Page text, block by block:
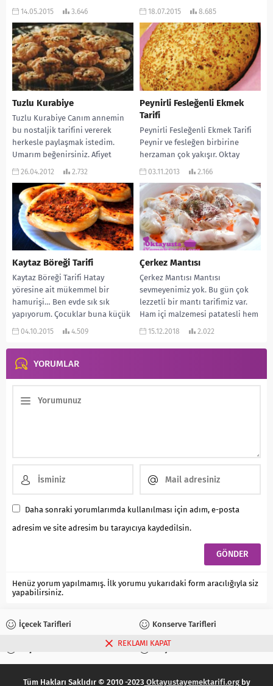
hazırlıyorum. Çocuklar
14.05.2015 3.646
ve çok beğendiler. Çay saatleriniz
18.07.2015 8.685
Tuzlu Kurabiye
Tuzlu Kurabiye Canım annemin
bu nostaljik tarifini vererek
herkesle paylaşmak istedim.
Umarım beğenirsiniz. Afiyet
olsun… MALZEMELERİ: 1 su
26.04.2012 2.732
Peynirli Fesleğenli Ekmek
Tarifi
Peynirli Fesleğenli Ekmek Tarifi
Peynir ve fesleğen birbirine
herzaman çok yakışır. Oktay
Usta’da ikisinin karışımından
03.11.2013 2.166
Kaytaz Böreği Tarifi
Kaytaz Böreği Tarifi Hatay
yöresine ait mükemmel bir
hamurişi… Ben evde sık sık
yapıyorum. Çocuklar buna küçük
lahmacun diyorlar. Hatta...
04.10.2015 4.509
Çerkez Mantısı
Çerkez Mantısı Mantısı
sevmeyenimiz yok. Bu gün çok
lezzetli bir mantı tarifimiz var.
Ham içi malzemesi patatesli hem
de kapanışı...
15.12.2018 2.022
YORUMLAR
Daha sonraki yorumlarımda kullanılması için adım, e-posta
adresim ve site adresim bu tarayıcıya kaydedilsin.
Henüz yorum yapılmamış. İlk yorumu yukarıdaki form aracılığıyla siz
yapabilirsiniz.
İçecek Tarifleri Konserve Tarifleri
Turşu Tarifleri
Tüm Hakları Saklıdır © 2010 -2023 Oktayustayemektarifi.org by
REKLAMI KAPAT